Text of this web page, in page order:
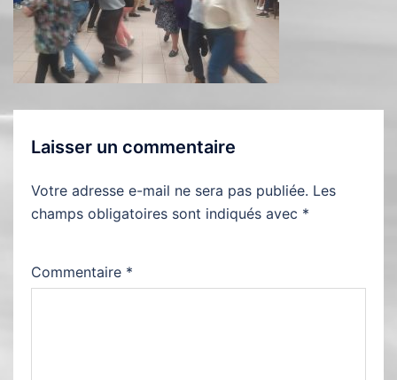
Laisser un commentaire
Votre adresse e-mail ne sera pas publiée. Les
champs obligatoires sont indiqués avec *
Commentaire *